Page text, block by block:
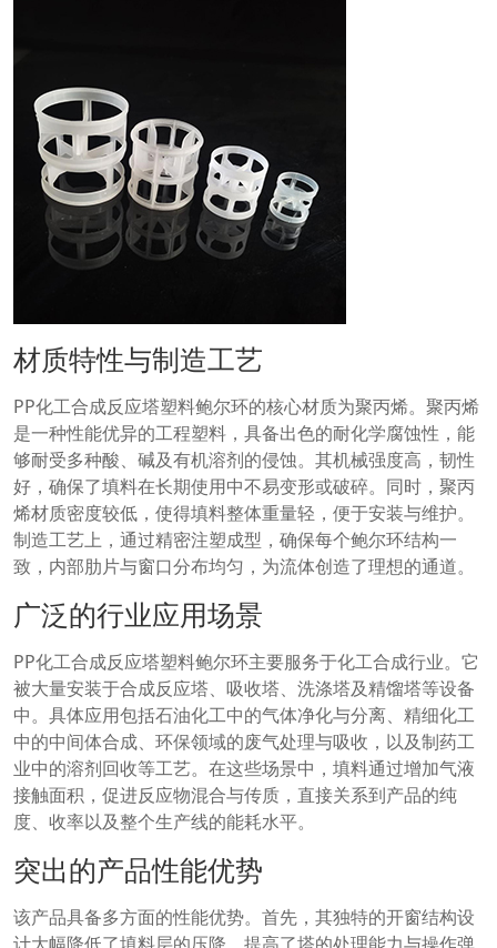
材质特性与制造工艺
PP化工合成反应塔塑料鲍尔环的核心材质为聚丙烯。聚丙烯
是一种性能优异的工程塑料，具备出色的耐化学腐蚀性，能
够耐受多种酸、碱及有机溶剂的侵蚀。其机械强度高，韧性
好，确保了填料在长期使用中不易变形或破碎。同时，聚丙
烯材质密度较低，使得填料整体重量轻，便于安装与维护。
制造工艺上，通过精密注塑成型，确保每个鲍尔环结构一
致，内部肋片与窗口分布均匀，为流体创造了理想的通道。
广泛的行业应用场景
PP化工合成反应塔塑料鲍尔环主要服务于化工合成行业。它
被大量安装于合成反应塔、吸收塔、洗涤塔及精馏塔等设备
中。具体应用包括石油化工中的气体净化与分离、精细化工
中的中间体合成、环保领域的废气处理与吸收，以及制药工
业中的溶剂回收等工艺。在这些场景中，填料通过增加气液
接触面积，促进反应物混合与传质，直接关系到产品的纯
度、收率以及整个生产线的能耗水平。
突出的产品性能优势
该产品具备多方面的性能优势。首先，其独特的开窗结构设